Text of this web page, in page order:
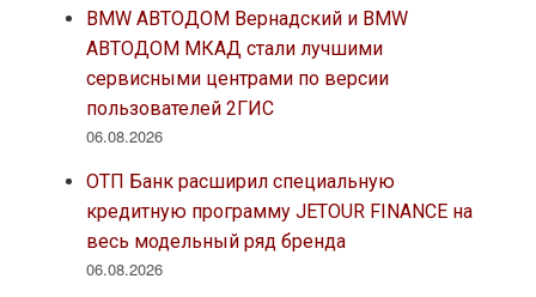
BMW АВТОДОМ Вернадский и BMW
АВТОДОМ МКАД стали лучшими
сервисными центрами по версии
пользователей 2ГИС
06.08.2026
ОТП Банк расширил специальную
кредитную программу JETOUR FINANCE на
весь модельный ряд бренда
06.08.2026